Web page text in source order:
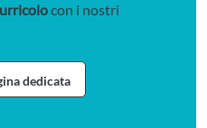
con i nostri
dedicata
Vai alla pagina dedicata alle